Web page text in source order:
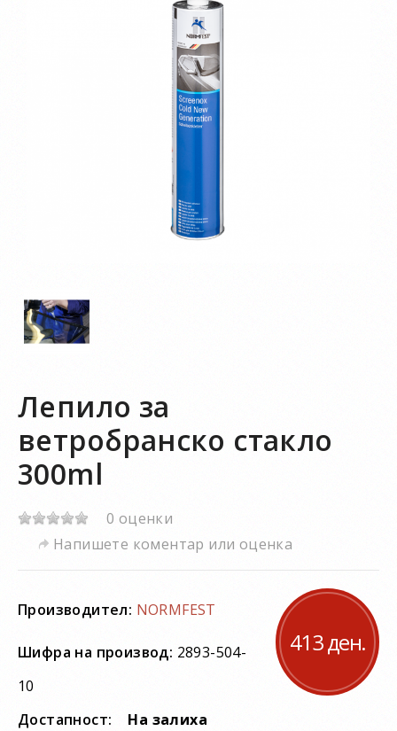
Лепило за
ветробранско стакло
300ml
0 оценки
Напишете коментар или оценка
413 ден.
Производител: NORMFEST
Шифра на производ: 2893-504-
10
Достапност:
На залиха